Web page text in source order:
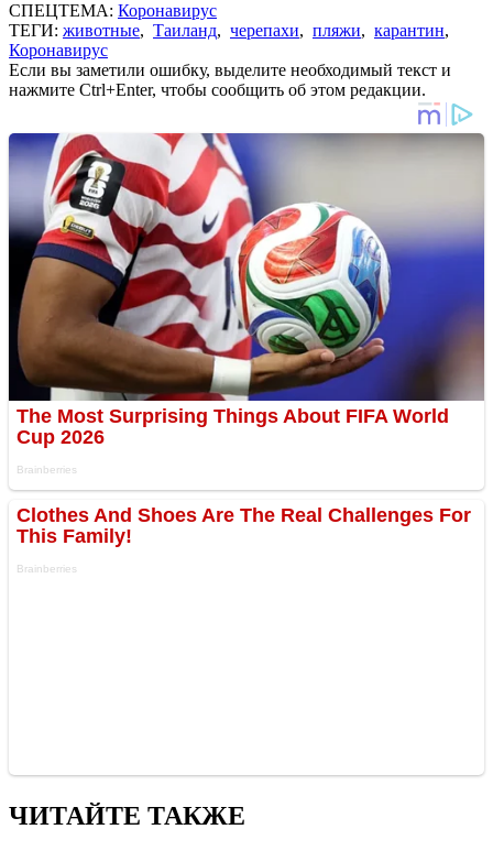
СПЕЦТЕМА: Коронавирус
ТЕГИ: животные, Таиланд, черепахи, пляжи, карантин,
Коронавирус
Если вы заметили ошибку, выделите необходимый текст и
нажмите Ctrl+Enter, чтобы сообщить об этом редакции.
ЧИТАЙТЕ ТАКЖЕ